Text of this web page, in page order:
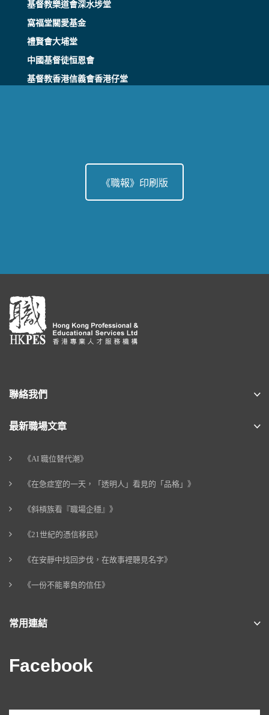
基督教樂道會深水埗堂
窩福堂關愛基金
禮賢會大埔堂
中國基督徒恒恩會
基督教香港信義會香港仔堂
《職報》印刷版
聯絡我們
最新職場文章
《AI 職位替代潮》
《在急症室的一天，「透明人」看見的「品格」》
《斜槓族看『職場企穩』》
《21世紀的憑信移民》
《在安靜中找回步伐，在故事裡聽見名字》
《一份不能辜負的信任》
常用連結
Facebook